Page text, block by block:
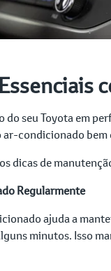
seu Toyota em
ar-condicionado
dicas de
Regularmente
ajuda a
minutos. Isso